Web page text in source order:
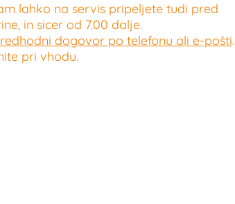
lahko na servis pripeljete tudi pred
in sicer od 7.00 dalje.
dogovor po telefonu ali e-pošti
pri vhodu.